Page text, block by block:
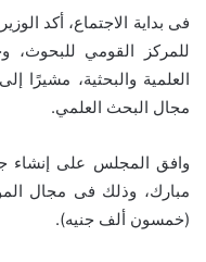
فى بداية الاجتماع، أكد
للمركز القومي للبحوث،
العلمية والبحثية، مشيرًا
مجال البحث العلمي.
وافق المجلس على إنشاء
(خمسون ألف جنيه).